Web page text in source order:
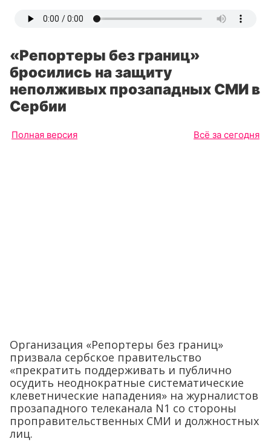
«Репортеры без границ»
бросились на защиту
неполживых прозападных СМИ в
Сербии
Полная версия Всё за сегодня
Организация «Репортеры без границ»
призвала сербское правительство
«прекратить поддерживать и публично
осудить неоднократные систематические
клеветнические нападения» на журналистов
прозападного телеканала N1 со стороны
проправительственных СМИ и должностных
лиц.